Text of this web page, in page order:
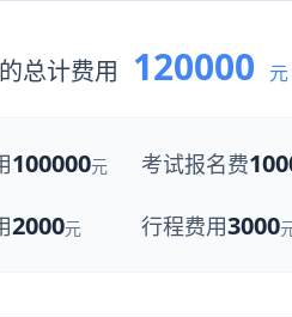
总计费用 120000 元
100000元 考试报名费
2000元 行程费用3000